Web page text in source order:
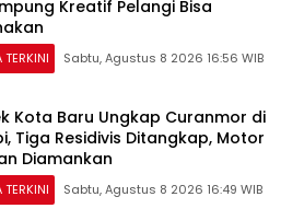
Kreatif Pelangi Bisa
TERKINI Sabtu, Agustus 8 2026 16:56 WIB
Kota Baru Ungkap Curanmor di
Tiga Residivis Ditangkap, Motor
Diamankan
TERKINI Sabtu, Agustus 8 2026 16:49 WIB